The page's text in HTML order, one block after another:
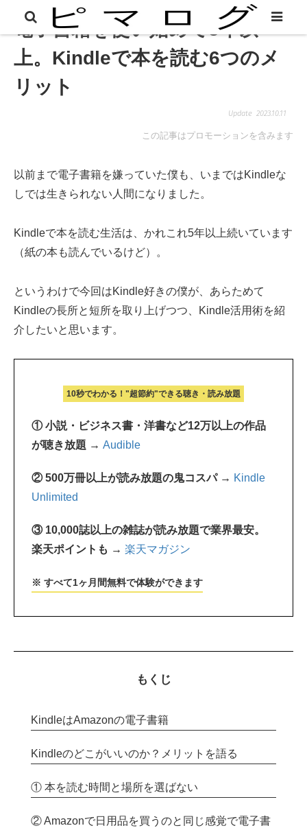
電子書籍を使い始めて5年以
上。Kindleで本を読む6つのメ
リット
2023.10.11
この記事はプロモーションを含みます
以前まで電子書籍を嫌っていた僕も、いまではKindleな
しでは生きられない人間になりました。
Kindleで本を読む生活は、かれこれ5年以上続いています
（紙の本も読んでいるけど）。
というわけで今回はKindle好きの僕が、あらためて
Kindleの長所と短所を取り上げつつ、Kindle活用術を紹
介したいと思います。
10秒でわかる！"超節約"できる聴き・読み放題
① 小説・ビジネス書・洋書など12万以上の作品
が聴き放題 → Audible
② 500万冊以上が読み放題の鬼コスパ → Kindle
Unlimited
③ 10,000誌以上の雑誌が読み放題で業界最安。
楽天ポイントも → 楽天マガジン
※ すべて1ヶ月間無料で体験ができます
もくじ
KindleはAmazonの電子書籍
Kindleのどこがいいのか？メリットを語る
① 本を読む時間と場所を選ばない
② Amazonで日用品を買うのと同じ感覚で電子書